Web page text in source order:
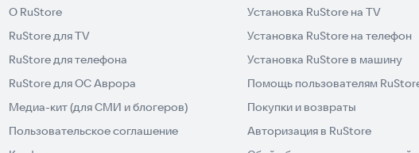
О RuStore
RuStore для TV
RuStore для телефона
RuStore для ОС Аврора
Медиа-кит (для СМИ и блогеров)
Пользовательское соглашение
Установка RuStore на TV
Установка RuStore на телефон
Установка RuStore в машину
Помощь пользователям
Покупки и возвраты
Авторизация в RuStore